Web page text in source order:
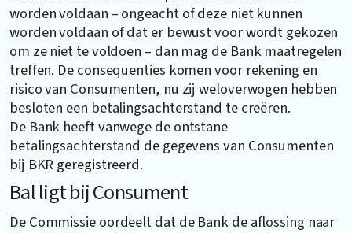
worden voldaan – ongeacht of deze niet kunnen
worden voldaan of dat er bewust voor wordt gekozen
om ze niet te voldoen – dan mag de Bank maatregelen
treffen. De consequenties komen voor rekening en
risico van Consumenten, nu zij weloverwogen hebben
besloten een betalingsachterstand te creëren.
De Bank heeft vanwege de ontstane
betalingsachterstand de gegevens van Consumenten
bij BKR geregistreerd.
Bal ligt bij Consument
De Commissie oordeelt dat de Bank de aflossing naar